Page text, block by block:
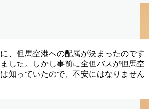
、但馬空港への配属が決まったのです
した。しかし事前に全但バスが但馬空
知っていたので、不安にはなりません